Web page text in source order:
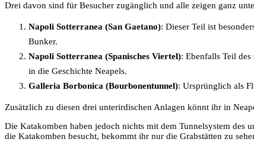
Drei davon sind für Besucher zugänglich und alle zeigen ganz
Napoli Sotterranea (San Gaetano): Dieser Teil ist
Bunker.
Napoli Sotterranea (Spanisches Viertel): Ebenfalls Teil
in die Geschichte Neapels.
Galleria Borbonica (Bourbonentunnel): Ursprünglich als
Zusätzlich zu diesen drei unterirdischen Anlagen könnt ihr in
Die Katakomben haben jedoch nichts mit dem Tunnelsystem des
die Katakomben besucht, bekommt ihr nur die Grabstätten zu